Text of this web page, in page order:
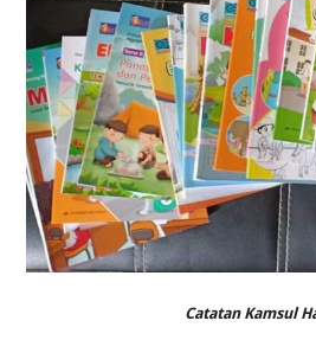
Catatan Kamsul